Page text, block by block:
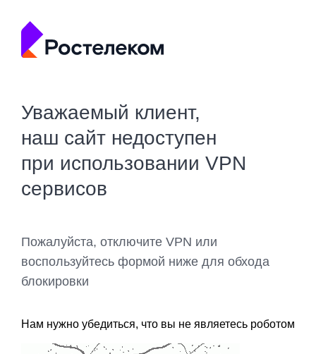
Уважаемый клиент,
наш сайт недоступен
при использовании VPN
сервисов
Пожалуйста, отключите VPN или
воспользуйтесь формой ниже для обхода
блокировки
Нам нужно убедиться, что вы не являетесь роботом